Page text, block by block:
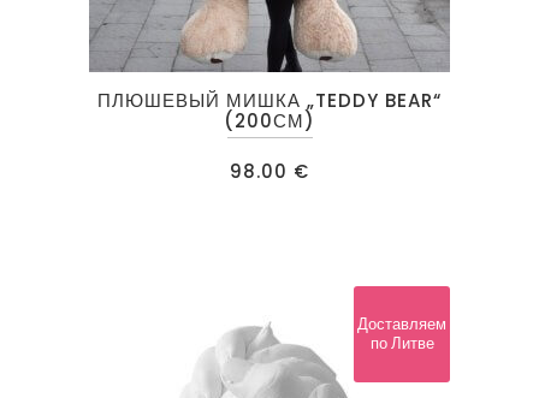
ПЛЮШЕВЫЙ МИШКА „TEDDY BEAR“
(200СМ)
98.00 €
Доставляем
по Литве